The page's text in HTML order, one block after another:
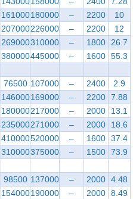
161000180000 – 2200
10
207000226000 – 2200
12
269000310000 – 1800 26.7
380000445000 – 1600 55.3
76500 107000 – 2400
2.9
146000169000 – 2200 7.88
180000217000 – 2000
13.1
235000271000 – 2000
18.6
410000520000 – 1600 37.4
310000375000 – 1500 73.9
98500 137000 – 2000 4.48
154000190000 – 2000 8.49